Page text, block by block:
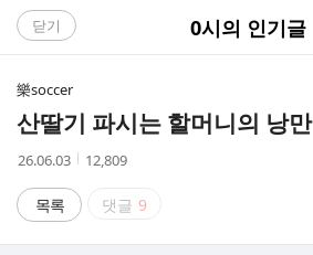
C
0시의 인기글
닫기
樂soccer
산딸기 파시는 할머니의 낭만
작
시
간
26.06.03
조
12,809
목록 댓글 9